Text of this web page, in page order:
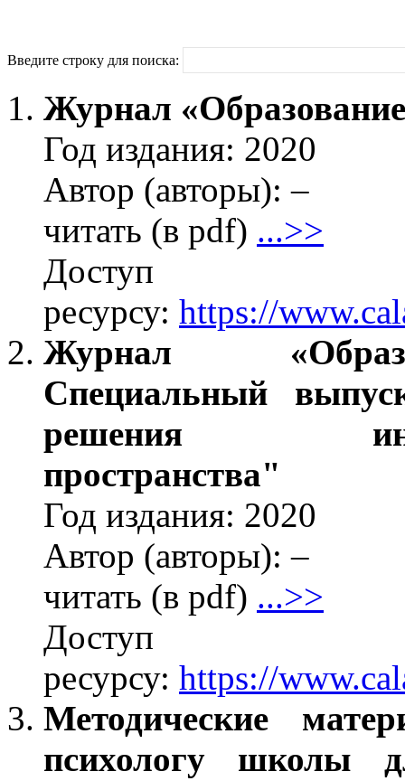
Введите строку для поиска:
Журнал
Год издания: 2020
Автор (авторы): –
читать (в pdf) ...>>
ресурсу: https://
Журнал
Специальный
решения
пространства"
Год издания: 2020
Автор (авторы): –
читать (в pdf) ...>>
ресурсу: https://
Методические
психологу школы